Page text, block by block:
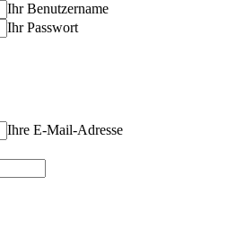
Ihr Benutzername
Ihr Passwort
Ihre E-Mail-Adresse